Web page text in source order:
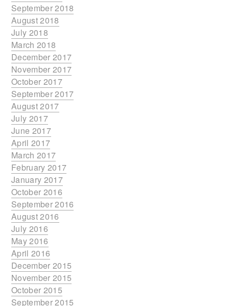
September 2018
August 2018
July 2018
March 2018
December 2017
November 2017
October 2017
September 2017
August 2017
July 2017
June 2017
April 2017
March 2017
February 2017
January 2017
October 2016
September 2016
August 2016
July 2016
May 2016
April 2016
December 2015
November 2015
October 2015
September 2015